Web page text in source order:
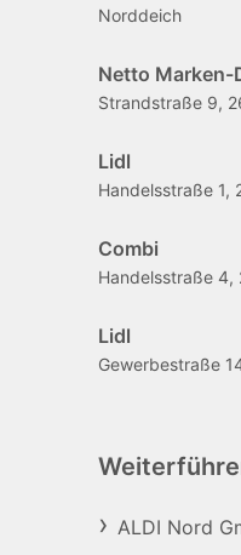
Norddeich
Netto Marken-
Strandstraße 9,
Lidl
Handelsstraße 1,
Combi
Handelsstraße 4,
Lidl
Gewerbestraße
ALDI Nord